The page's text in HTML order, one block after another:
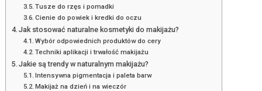
Tusze do rzęs i pomadki
Cienie do powiek i kredki do oczu
Jak stosować naturalne kosmetyki do makijażu?
Wybór odpowiednich produktów do cery
Techniki aplikacji i trwałość makijażu
Jakie są trendy w naturalnym makijażu?
Intensywna pigmentacja i paleta barw
Makijaż na dzień i na wieczór